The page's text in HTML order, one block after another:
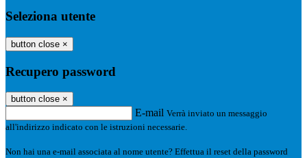
Seleziona utente
button close ×
Recupero password
button close ×
E-mail Verrà inviato un messaggio
all'indirizzo indicato con le istruzioni necessarie.
Non hai una e-mail associata al nome utente? Effettua il reset della password